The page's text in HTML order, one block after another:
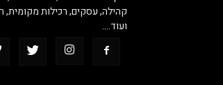
קהילה, עסקים, רכילות מקומית,
ועוד….